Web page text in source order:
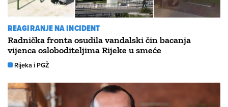
REAGIRANJE NA INCIDENT
Radnička fronta osudila vandalski čin bacanja
vijenca osloboditeljima Rijeke u smeće
Rijeka i PGŽ